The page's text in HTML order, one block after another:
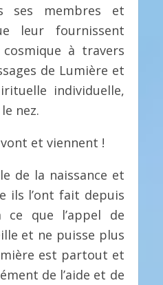
ses membres et
leur fournissent
cosmique à travers
de Lumière et
individuelle,
nez.
et viennent !
de la naissance et
ils l’ont fait depuis
ce que l’appel de
et ne puisse plus
est partout et
de l’aide et de